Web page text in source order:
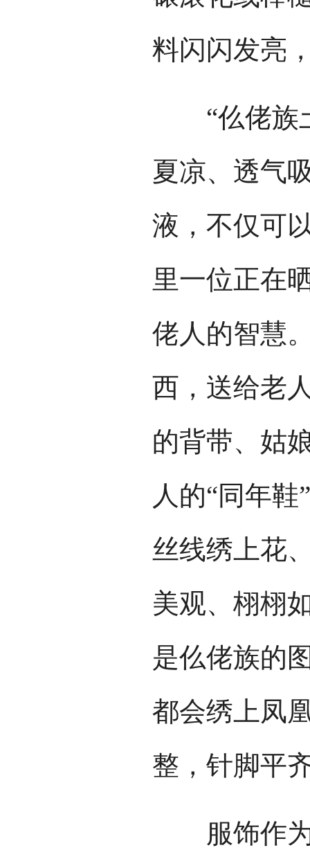
料闪闪发亮
“仫佬族土
夏凉、透气
液，不仅可
里一位正在
佬人的智慧
西，送给老
的背带、姑
人的“同年
丝线绣上花
美观、栩栩
是仫佬族的
都会绣上凤
整，针脚平
服饰作为